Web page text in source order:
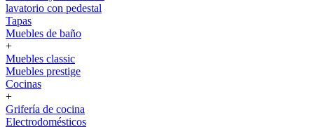
lavatorio con pedestal
Tapas
Muebles de baño
+
Muebles classic
Muebles prestige
Cocinas
+
Grifería de cocina
Electrodomésticos